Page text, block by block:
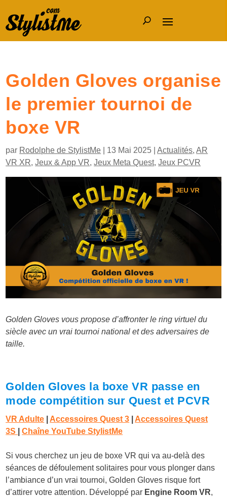
Golden Gloves organise
le premier tournoi de
boxe VR
par Rodolphe de StylistMe 13 Mai 2025 |Actualités,AR
VR XR,Jeux & App VR,Jeux Meta Quest,Jeux PCVR
Golden Gloves vous propose d’affronter le ring virtuel du
siècle avec un vrai tournoi national et des adversaires de
taille.
Golden Gloves la boxe VR passe en
mode compétition sur Quest et PCVR
VR Adulte Accessoires Quest 3
Accessoires Quest
3S
|Chaîne YouTube StylistMe
Si vous cherchez un jeu de boxe VR qui va au-delà des
séances de défoulement solitaires pour vous plonger dans
l’ambiance d’un vrai tournoi, Golden Gloves risque fort
d’attirer votre attention. Développé par Engine Room VR,